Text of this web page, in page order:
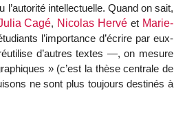
intellectuelle. Quand on sait,
Cagé, Nicolas Hervé et Marie-
l’importance d’écrire par eux-
d’autres textes —, on mesure
» (c’est la thèse centrale de
ne sont plus toujours destinés à